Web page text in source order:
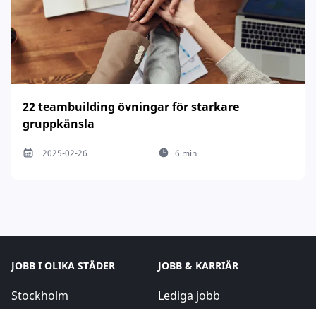
22 teambuilding övningar för starkare
gruppkänsla
2025-02-26 6 min
JOBB I OLIKA STÄDER
Stockholm
JOBB & KARRIÄR
Lediga jobb